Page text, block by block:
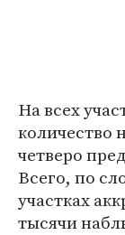
На всех
количество
четверо
Всего, по
участках
тысячи